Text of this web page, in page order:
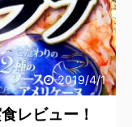
2019/4/1
レビュー！